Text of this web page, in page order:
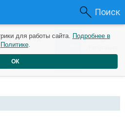
Поиск
1 год 0 0
для работы сайта. Подробнее в
Политике.
ОК